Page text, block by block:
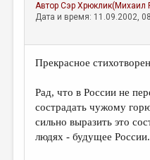
АвторСэр Хрюклик(Михаил
Дата и время: 11.09.2002,
Прекрасное
Рад, что в России не
сострадать чужому
сильно выразить это
людях - будущее России.